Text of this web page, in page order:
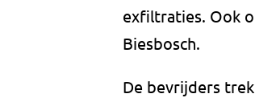
exfiltraties. Ook
Biesbosch.
De bevrijders